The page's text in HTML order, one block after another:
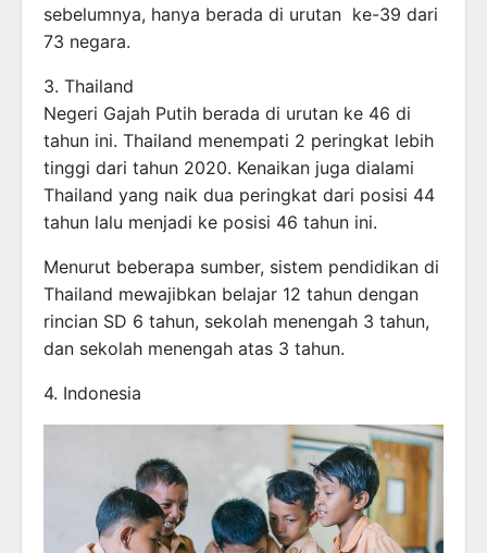
sebelumnya, hanya berada di urutan ke-39 dari
73 negara.
3. Thailand
Negeri Gajah Putih berada di urutan ke 46 di
tahun ini. Thailand menempati 2 peringkat lebih
tinggi dari tahun 2020. Kenaikan juga dialami
Thailand yang naik dua peringkat dari posisi 44
tahun lalu menjadi ke posisi 46 tahun ini.
Menurut beberapa sumber, sistem pendidikan di
Thailand mewajibkan belajar 12 tahun dengan
rincian SD 6 tahun, sekolah menengah 3 tahun,
dan sekolah menengah atas 3 tahun.
4. Indonesia